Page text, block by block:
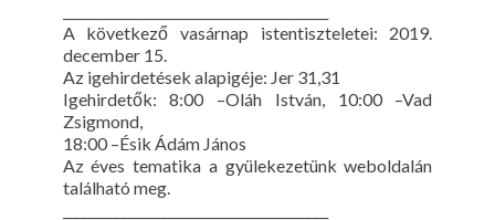
A következő vasárnap istentiszteletei: 2019.
december 15.
Az igehirdetések alapigéje: Jer 31,31
Igehirdetők: 8:00 –Oláh István, 10:00 –Vad
Zsigmond,
18:00 –Ésik Ádám János
Az éves tematika a gyülekezetünk weboldalán
található meg.